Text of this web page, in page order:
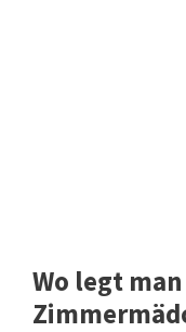
Wo legt